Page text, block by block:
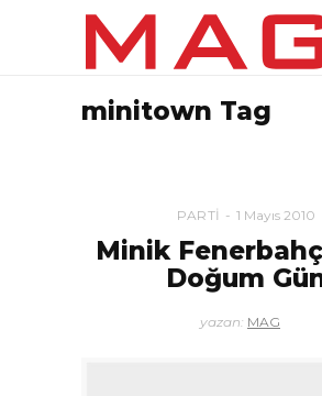
minitown Tag
PARTI 1 Mayıs 2010
Minik
Doğum
yazan: MAG